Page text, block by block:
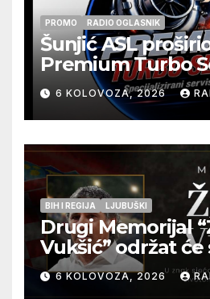
PROMO RADIO OGLASNIK
Šunjić ASL
Premium Turbo
na jednoj adresi u
6 KOLOVOZA, 2026
BIH I REGIJA LJUBUŠKI
Drugi Memorijal
Vukšić” održat
12. kolovoza u
6 KOLOVOZA, 2026